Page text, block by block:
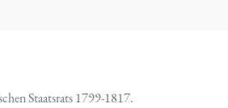
Staatsrats 1799-1817.